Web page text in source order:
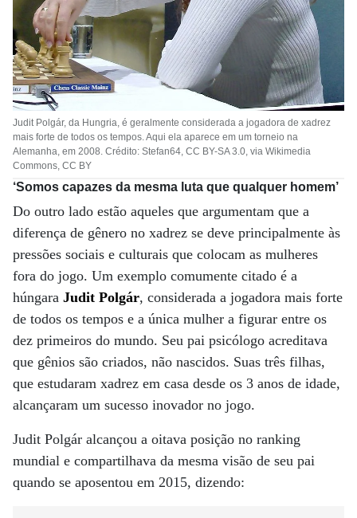
Judit Polgár, da Hungria, é geralmente considerada a jogadora de xadrez
mais forte de todos os tempos. Aqui ela aparece em um torneio na
Alemanha, em 2008. Crédito: Stefan64, CC BY-SA 3.0, via Wikimedia
Commons, CC BY
‘Somos capazes da mesma luta que qualquer homem’
Do outro lado estão aqueles que argumentam que a
diferença de gênero no xadrez se deve principalmente às
pressões sociais e culturais que colocam as mulheres
fora do jogo. Um exemplo comumente citado é a
húngara Judit Polgár, considerada a jogadora mais forte
de todos os tempos e a única mulher a figurar entre os
dez primeiros do mundo. Seu pai psicólogo acreditava
que gênios são criados, não nascidos. Suas três filhas,
que estudaram xadrez em casa desde os 3 anos de idade,
alcançaram um sucesso inovador no jogo.
Judit Polgár alcançou a oitava posição no ranking
mundial e compartilhava da mesma visão de seu pai
quando se aposentou em 2015, dizendo: